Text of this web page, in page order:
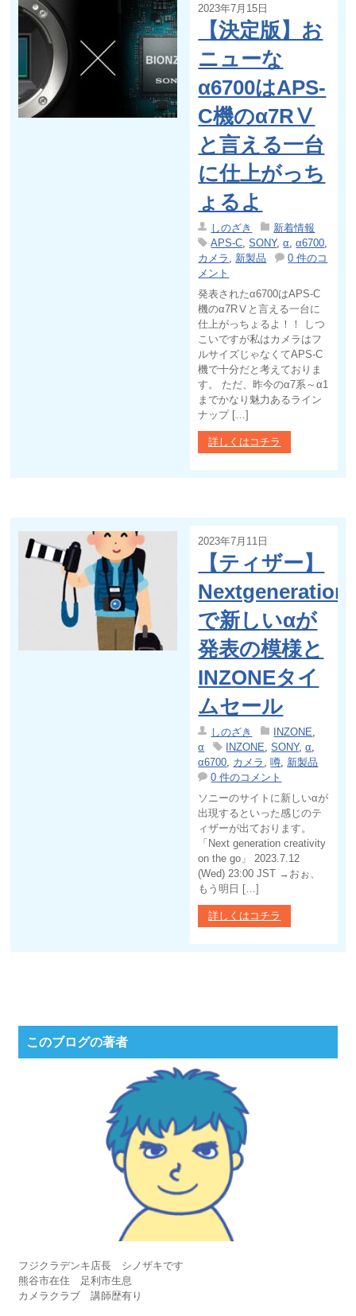
2023年7月15日
【決定版】お
ニューな
α6700はAPS-
C機のα7RⅤ
と言える一台
に仕上がっち
ょるよ
しのざき
新着情報
APS-C ,SONY,α ,α6700
カメラ
新製品
0 件のコ
メント
発表されたα6700はAPS-C
機のα7RⅤと言える一台に
仕上がっちょるよ！！ しつ
こいですが私はカメラはフ
ルサイズじゃなくてAPS-C
機で十分だと考えておりま
す。 ただ、昨今のα7系～α1
までかなり魅力あるライン
ナップ […]
詳しくはコチラ
2023年7月11日
【ティザー】
で新しいαが
発表の模様と
INZONEタイ
ムセール
しのざき INZONE
α
INZONE ,SONY,α
α6700 カメラ ,噂 新製品
0 件のコメント
ソニーのサイトに新しいαが
出現するといった感じのテ
ィザーが出ております。
「Next generation creativity
on the go」 2023.7.12
(Wed) 23:00 JST →おぉ、
もう明日 […]
詳しくはコチラ
このブログの著者
フジクラデンキ店長 シノザキです
熊谷市在住 足利市生息
カメラクラブ 講師歴有り